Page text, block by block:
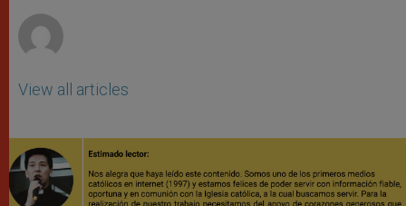
View all articles